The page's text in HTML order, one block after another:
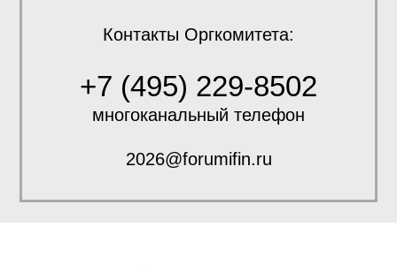
Контакты Оргкомитета:
+7 (495) 229-8502
многоканальный телефон
2026@forumifin.ru